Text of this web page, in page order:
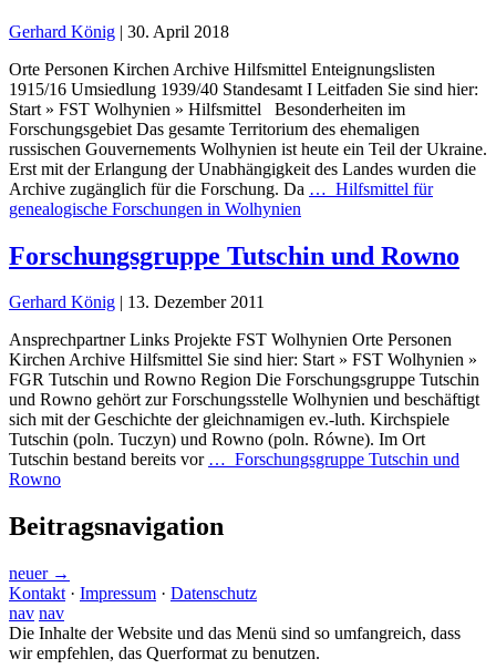
Gerhard König | 30. April 2018
Orte Personen Kirchen Archive Hilfsmittel Enteignungslisten
1915/16 Umsiedlung 1939/40 Standesamt I Leitfaden Sie sind hier:
Start » FST Wolhynien » Hilfsmittel Besonderheiten im
Forschungsgebiet Das gesamte Territorium des ehemaligen
russischen Gouvernements Wolhynien ist heute ein Teil der Ukraine.
Erst mit der Erlangung der Unabhängigkeit des Landes wurden die
Archive zugänglich für die Forschung. Da … Hilfsmittel für
genealogische Forschungen in Wolhynien
Forschungsgruppe Tutschin und Rowno
Gerhard König
13. Dezember 2011
Ansprechpartner Links Projekte FST Wolhynien Orte Personen
Kirchen Archive Hilfsmittel Sie sind hier: Start » FST Wolhynien »
FGR Tutschin und Rowno Region Die Forschungsgruppe Tutschin
und Rowno gehört zur Forschungsstelle Wolhynien und beschäftigt
sich mit der Geschichte der gleichnamigen ev.-luth. Kirchspiele
Tutschin (poln. Tuczyn) und Rowno (poln. Równe). Im Ort
Tutschin bestand bereits vor … Forschungsgruppe Tutschin und
Rowno
Beitragsnavigation
neuer →
Kontakt · Impressum · Datenschutz
nav nav
Die Inhalte der Website und das Menü sind so umfangreich, dass
wir empfehlen, das Querformat zu benutzen.